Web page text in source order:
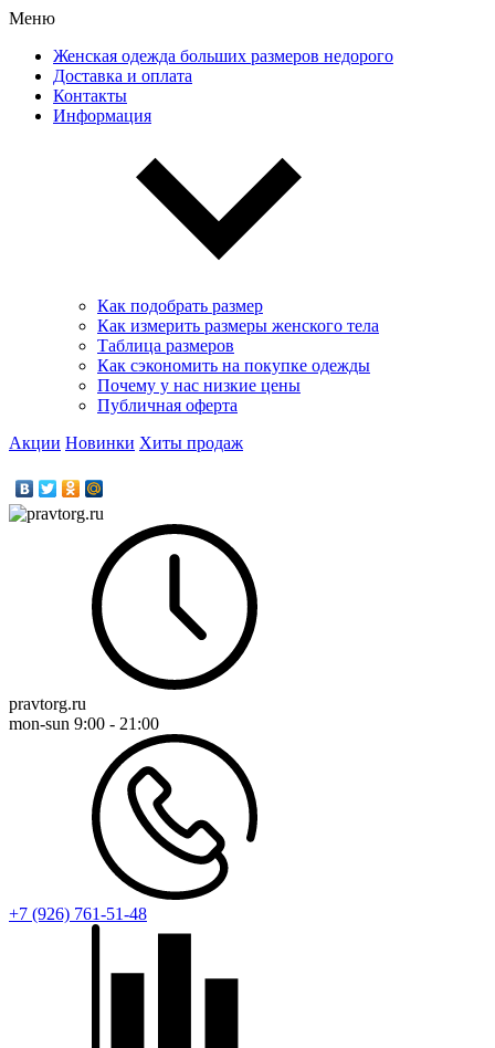
Меню
Женская одежда больших размеров недорого
Доставка и оплата
Контакты
Информация
Как подобрать размер
Как измерить размеры женского тела
Таблица размеров
Как сэкономить на покупке одежды
Почему у нас низкие цены
Публичная оферта
Акции Новинки Хиты продаж
pravtorg.ru
mon-sun 9:00 - 21:00
+7 (926) 761-51-48